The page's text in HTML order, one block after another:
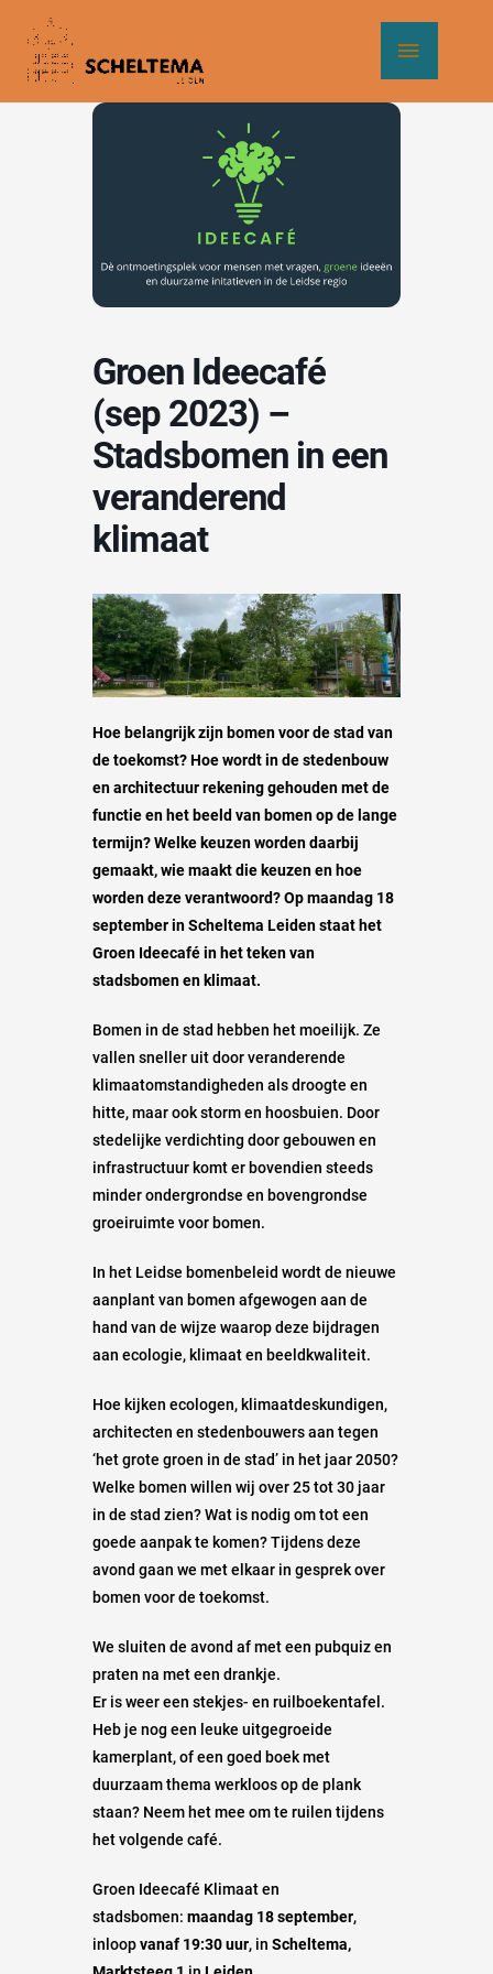
naar
Groen Ideecafé
(sep 2023) –
Stadsbomen in een
veranderend
klimaat
Hoe belangrijk zijn bomen voor de stad van
de toekomst? Hoe wordt in de stedenbouw
en architectuur rekening gehouden met de
functie en het beeld van bomen op de lange
termijn? Welke keuzen worden daarbij
gemaakt, wie maakt die keuzen en hoe
worden deze verantwoord? Op maandag 18
september in Scheltema Leiden staat het
Groen Ideecafé in het teken van
stadsbomen en klimaat.
Bomen in de stad hebben het moeilijk. Ze
vallen sneller uit door veranderende
klimaatomstandigheden als droogte en
hitte, maar ook storm en hoosbuien. Door
stedelijke verdichting door gebouwen en
infrastructuur komt er bovendien steeds
minder ondergrondse en bovengrondse
groeiruimte voor bomen.
In het Leidse bomenbeleid wordt de nieuwe
aanplant van bomen afgewogen aan de
hand van de wijze waarop deze bijdragen
aan ecologie, klimaat en beeldkwaliteit.
Hoe kijken ecologen, klimaatdeskundigen,
architecten en stedenbouwers aan tegen
‘het grote groen in de stad’ in het jaar 2050?
Welke bomen willen wij over 25 tot 30 jaar
in de stad zien? Wat is nodig om tot een
goede aanpak te komen? Tijdens deze
avond gaan we met elkaar in gesprek over
bomen voor de toekomst.
We sluiten de avond af met een pubquiz en
praten na met een drankje.
Er is weer een stekjes- en ruilboekentafel.
Heb je nog een leuke uitgegroeide
kamerplant, of een goed boek met
duurzaam thema werkloos op de plank
staan? Neem het mee om te ruilen tijdens
het volgende café.
Groen Ideecafé Klimaat en
stadsbomen: maandag 18 september,
inloopvanaf 19:30 uur, in Scheltema,